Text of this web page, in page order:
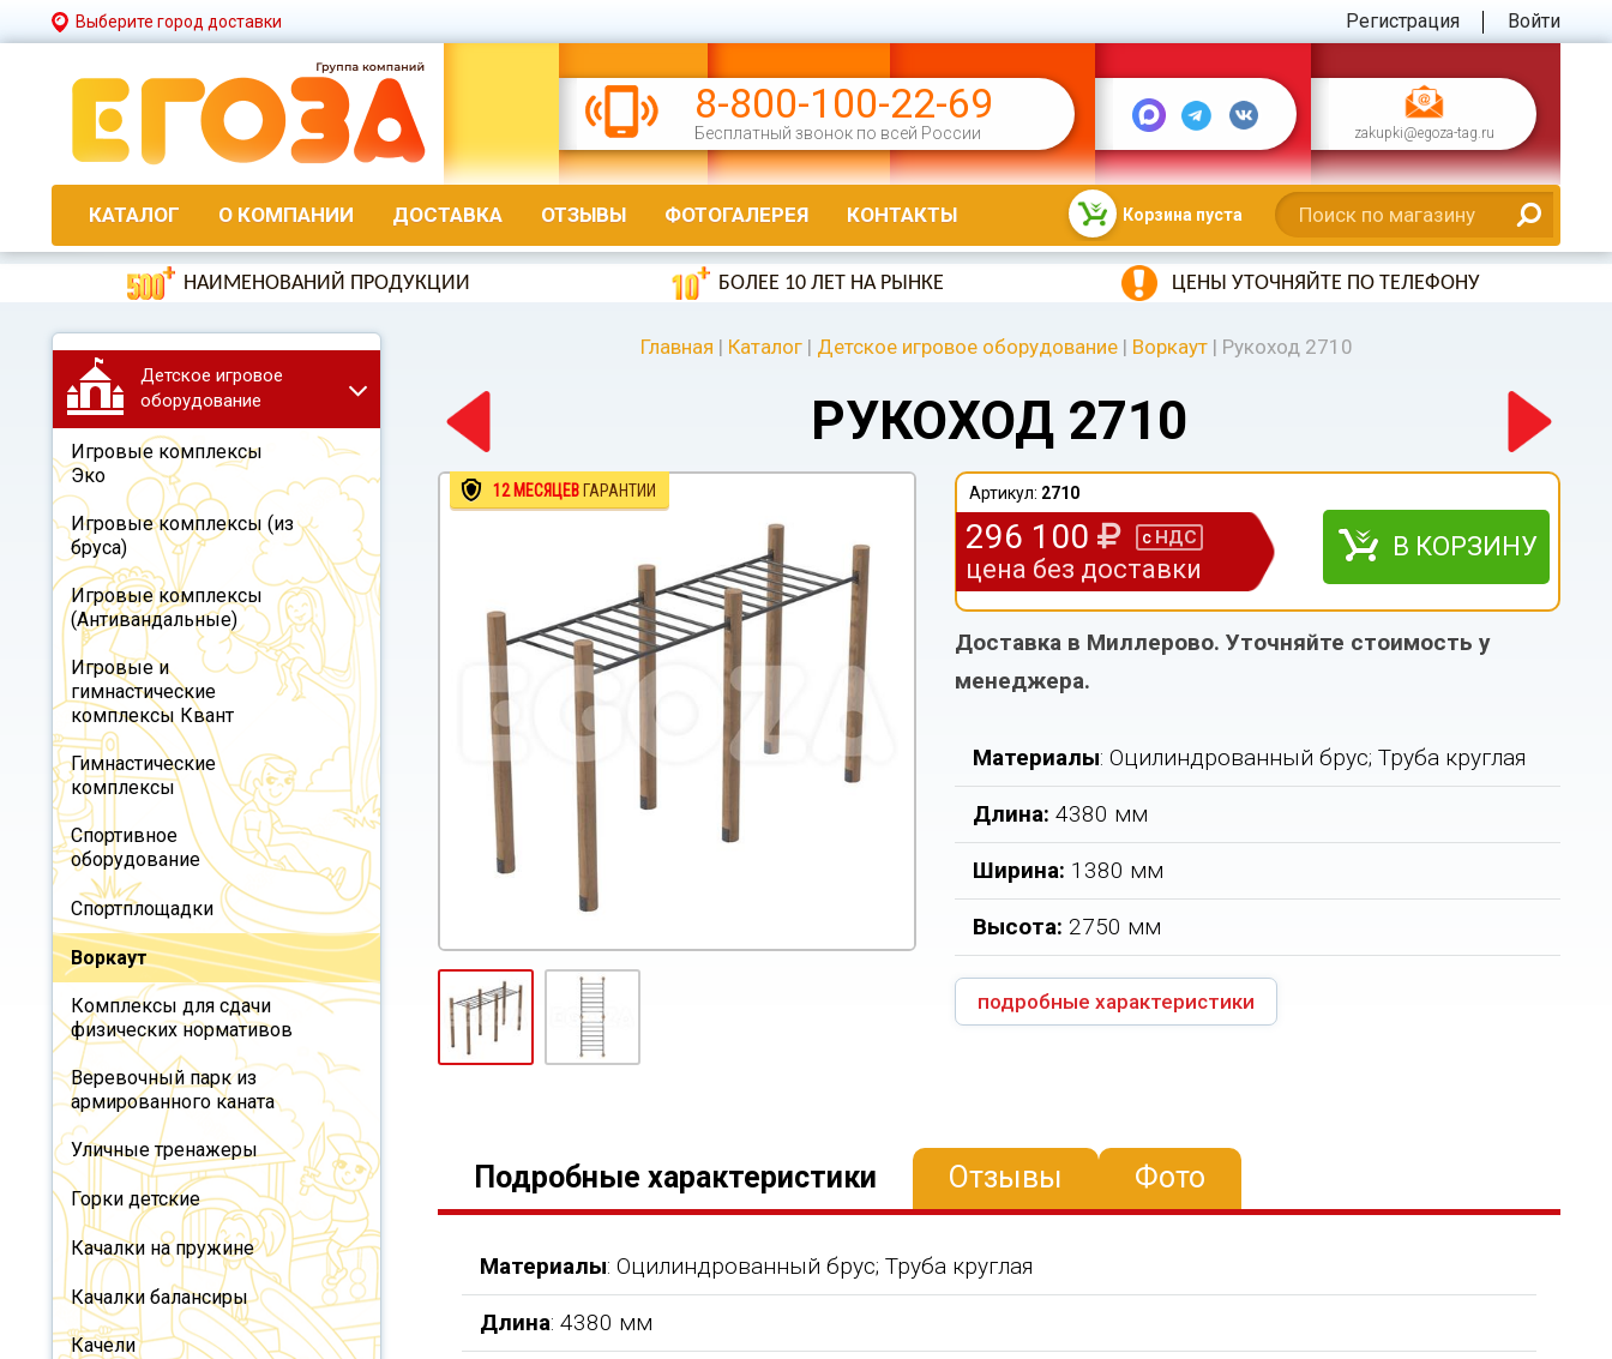
Выберите город доставки Регистрация Войти
8-800-100-22-69
Бесплатный звонок по всей России zakupki@egoza-tag.ru
КАТАЛОГ О КОМПАНИИ ДОСТАВКА ОТЗЫВЫ ФОТОГАЛЕРЕЯ КОНТАКТЫ Корзина пуста
НАИМЕНОВАНИЙ ПРОДУКЦИИ БОЛЕЕ 10 ЛЕТ НА РЫНКЕ ЦЕНЫ УТОЧНЯЙТЕ ПО ТЕЛЕФОНУ
Детское игровое
оборудование
Игровые комплексы
Эко
Игровые комплексы (из
бруса)
Игровые комплексы
(Антивандальные)
Игровые и
гимнастические
комплексы Квант
Гимнастические
комплексы
Спортивное
оборудование
Спортплощадки
Воркаут
Комплексы для сдачи
физических нормативов
Веревочный парк из
армированного каната
Уличные тренажеры
Горки детские
Качалки на пружине
Качалки балансиры
Качели
Главная | Каталог | Детское игровое оборудование | Воркаут | Рукоход 2710
РУКОХОД 2710
12 МЕСЯЦЕВ ГАРАНТИИ Артикул: 2710
296 100 с НДС
цена без доставки
В КОРЗИНУ
Доставка в Миллерово. Уточняйте стоимость у
менеджера.
Материалы: Оцилиндрованный брус; Труба круглая
Длина: 4380 мм
Ширина: 1380 мм
Высота: 2750 мм
подробные характеристики
Подробные характеристики Отзывы Фото
Материалы: Оцилиндрованный брус; Труба круглая
Длина: 4380 мм